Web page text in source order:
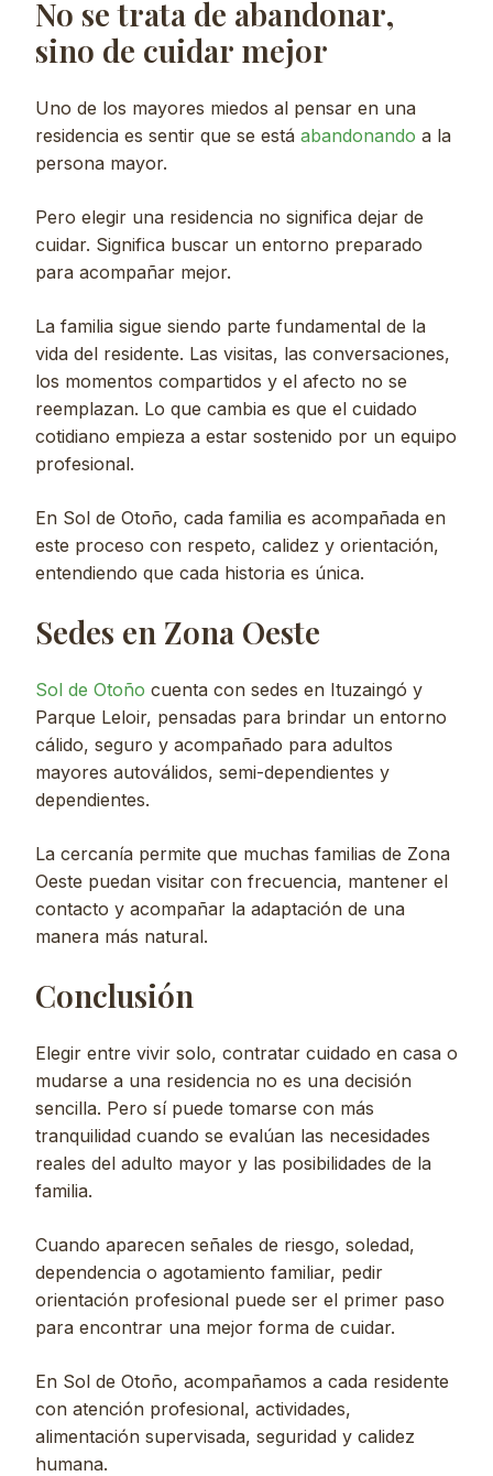
No se trata de abandonar,
sino de cuidar mejor
Uno de los mayores miedos al pensar en una
residencia es sentir que se está abandonando a la
persona mayor.
Pero elegir una residencia no significa dejar de
cuidar. Significa buscar un entorno preparado
para acompañar mejor.
La familia sigue siendo parte fundamental de la
vida del residente. Las visitas, las conversaciones,
los momentos compartidos y el afecto no se
reemplazan. Lo que cambia es que el cuidado
cotidiano empieza a estar sostenido por un equipo
profesional.
En Sol de Otoño, cada familia es acompañada en
este proceso con respeto, calidez y orientación,
entendiendo que cada historia es única.
Sedes en Zona Oeste
Sol de Otoño cuenta con sedes en Ituzaingó y
Parque Leloir, pensadas para brindar un entorno
cálido, seguro y acompañado para adultos
mayores autoválidos, semi-dependientes y
dependientes.
La cercanía permite que muchas familias de Zona
Oeste puedan visitar con frecuencia, mantener el
contacto y acompañar la adaptación de una
manera más natural.
Conclusión
Elegir entre vivir solo, contratar cuidado en casa o
mudarse a una residencia no es una decisión
sencilla. Pero sí puede tomarse con más
tranquilidad cuando se evalúan las necesidades
reales del adulto mayor y las posibilidades de la
familia.
Cuando aparecen señales de riesgo, soledad,
dependencia o agotamiento familiar, pedir
orientación profesional puede ser el primer paso
para encontrar una mejor forma de cuidar.
En Sol de Otoño, acompañamos a cada residente
con atención profesional, actividades,
alimentación supervisada, seguridad y calidez
humana.